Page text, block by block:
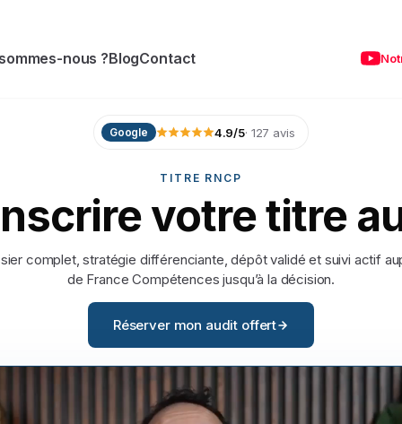
nous ?BlogContact
Google 4.9/5· 127 avis
TITRE RNCP
votretitre
complet, stratégie différenciante, dépôt validé et suivi actif
de France Compétences jusqu’à la décision.
Réserver mon audit offert